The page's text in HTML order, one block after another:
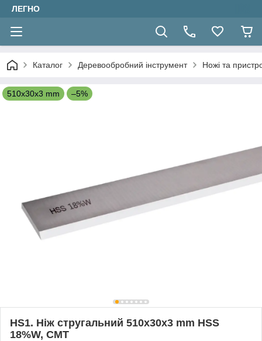
ЛЕГНО
Каталог Деревообробний інструмент Ножі та
510x30x3 mm –5%
HS1. Ніж стругальний 510x30x3 mm HSS
18%W, CMT